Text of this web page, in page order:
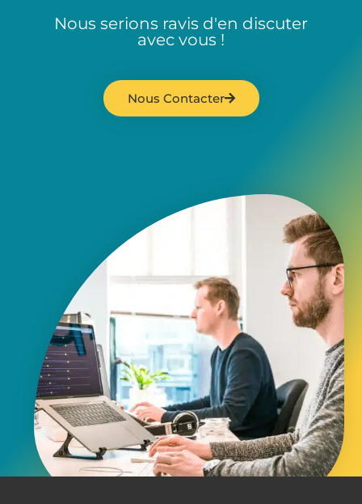
Nous serions ravis d'en discuter
avec vous !
Nous Contacter